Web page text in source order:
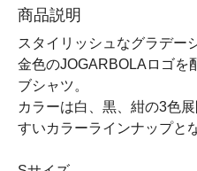
商品説明
スタイリッシュなグラデー
金色のJOGARBOLAロゴを
ブシャツ。
カラーは白、黒、紺の3色
すいカラーラインナップと